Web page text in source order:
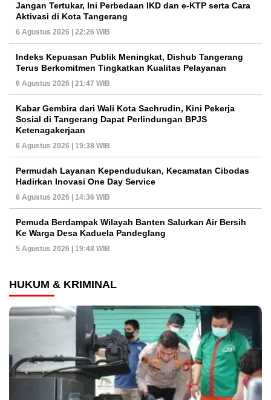
Jangan Tertukar, Ini Perbedaan IKD dan e-KTP serta Cara
Aktivasi di Kota Tangerang
6 Agustus 2026 | 22:26 WIB
Indeks Kepuasan Publik Meningkat, Dishub Tangerang
Terus Berkomitmen Tingkatkan Kualitas Pelayanan
6 Agustus 2026 | 21:47 WIB
Kabar Gembira dari Wali Kota Sachrudin, Kini Pekerja
Sosial di Tangerang Dapat Perlindungan BPJS
Ketenagakerjaan
6 Agustus 2026 | 19:38 WIB
Permudah Layanan Kependudukan, Kecamatan Cibodas
Hadirkan Inovasi One Day Service
6 Agustus 2026 | 14:36 WIB
Pemuda Berdampak Wilayah Banten Salurkan Air Bersih
Ke Warga Desa Kaduela Pandeglang
5 Agustus 2026 | 19:48 WIB
HUKUM & KRIMINAL